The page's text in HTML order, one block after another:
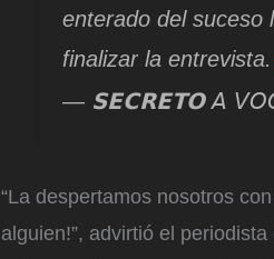
enterado del suceso
finalizar la entrevista.
— 𝗦𝗘𝗖𝗥𝗘𝗧𝗢 𝘈
“La despertamos nosotros
alguien!”, advirtió el periodista